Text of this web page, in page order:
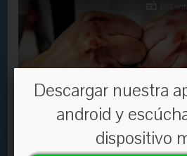
QUIEN SIEMBRA VIENTO RECOJE
En
Descargar nuestra
android y
dispositivo